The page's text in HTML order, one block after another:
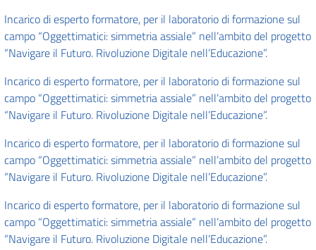
Incarico di esperto formatore, per il laboratorio di formazione sul
campo “Oggettimatici: simmetria assiale” nell’ambito del progetto
“Navigare il Futuro. Rivoluzione Digitale nell’Educazione”.
Incarico di esperto formatore, per il laboratorio di formazione sul
campo “Oggettimatici: simmetria assiale” nell’ambito del progetto
“Navigare il Futuro. Rivoluzione Digitale nell’Educazione”.
Incarico di esperto formatore, per il laboratorio di formazione sul
campo “Oggettimatici: simmetria assiale” nell’ambito del progetto
“Navigare il Futuro. Rivoluzione Digitale nell’Educazione”.
Incarico di esperto formatore, per il laboratorio di formazione sul
campo “Oggettimatici: simmetria assiale” nell’ambito del progetto
“Navigare il Futuro. Rivoluzione Digitale nell’Educazione”.